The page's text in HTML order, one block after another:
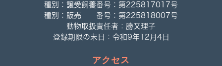
種別：譲受飼養番号：第225817017号
種別：販売 番号：第225818007号
動物取扱責任者：勝又理子
登録期限の末日：令和9年12月4日
アクセス